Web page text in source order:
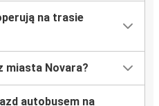
na trasie
miasta Novara?
autobusem na